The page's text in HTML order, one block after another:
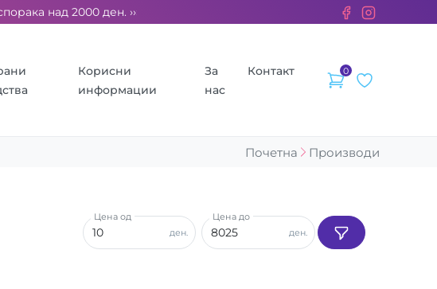
над 2000 ден. ››› 2% од секоја сметка се донираат за бездомните
Корисни
информации
За
нас
Контакт 0
Почетна Производи
ден.
Цена од
ден.
Цена до